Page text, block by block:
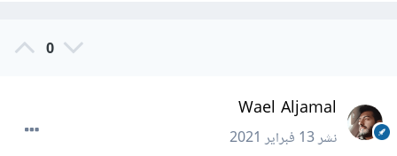
0
Wael Aljamal
نشر13 فبراير 2021